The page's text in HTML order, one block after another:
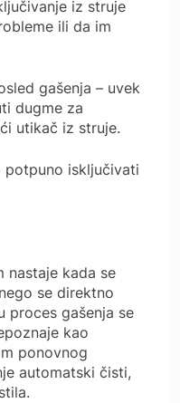
iz struje
ili da im
gašenja – uvek
dugme za
utikač iz struje.
potpuno isključivati
nastaje kada se
se direktno
proces gašenja se
kao
ponovnog
automatski čisti,